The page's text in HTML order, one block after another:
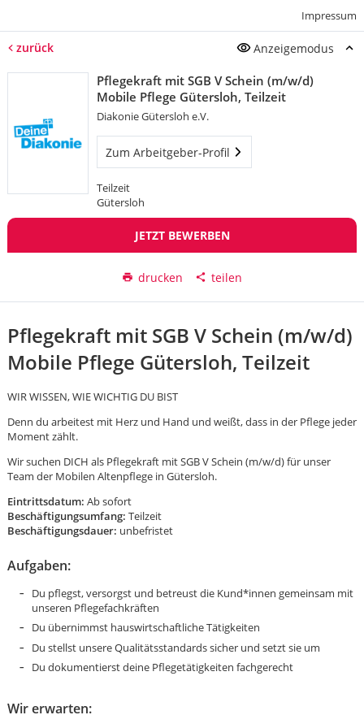
Impressum
zurück Anzeigemodus
Pflegekraft mit SGB V Schein (m/w/d)
Mobile Pflege Gütersloh, Teilzeit
Diakonie Gütersloh e.V.
Zum Arbeitgeber-Profil
Teilzeit
Gütersloh
JETZT BEWERBEN
drucken teilen
Pflegekraft mit SGB V Schein (m/w/d)
Mobile Pflege Gütersloh, Teilzeit
WIR WISSEN, WIE WICHTIG DU BIST
Denn du arbeitest mit Herz und Hand und weißt, dass in der Pflege jeder
Moment zählt.
Wir suchen DICH als Pflegekraft mit SGB V Schein (m/w/d) für unser
Team der Mobilen Altenpflege in Gütersloh.
Eintrittsdatum: Ab sofort
Beschäftigungsumfang: Teilzeit
Beschäftigungsdauer: unbefristet
Aufgaben:
Du pflegst, versorgst und betreust die Kund*innen gemeinsam mit
unseren Pflegefachkräften
Du übernimmst hauswirtschaftliche Tätigkeiten
Du stellst unsere Qualitätsstandards sicher und setzt sie um
Du dokumentierst deine Pflegetätigkeiten fachgerecht
Wir erwarten: